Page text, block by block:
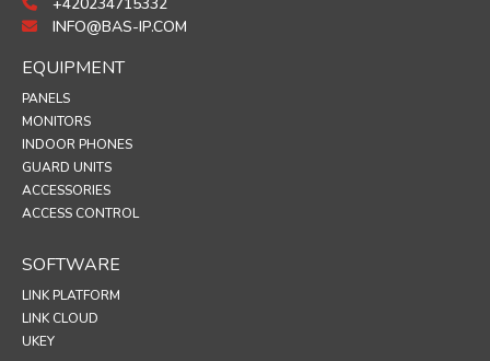
INFO@BAS-IP.COM
EQUIPMENT
PANELS
MONITORS
INDOOR PHONES
GUARD UNITS
ACCESSORIES
ACCESS CONTROL
SOFTWARE
LINK PLATFORM
LINK CLOUD
UKEY